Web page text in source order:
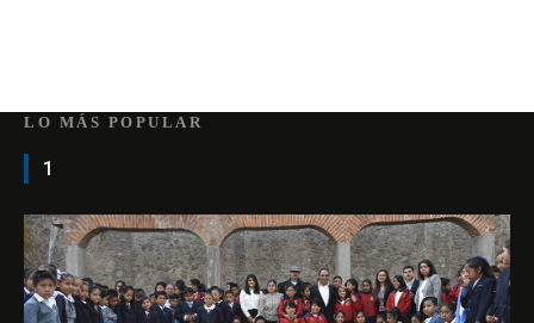
LO MÁS POPULAR
1